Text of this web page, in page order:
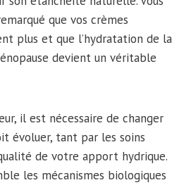
que vos crèmes
plus et que l’hydratation de la
devient un véritable
il est nécessaire de changer
évoluer, tant par les soins
de votre apport hydrique.
les mécanismes biologiques